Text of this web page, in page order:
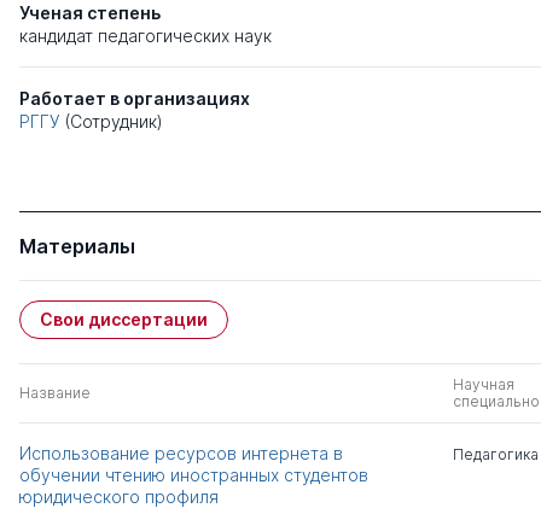
Ученая степень
кандидат педагогических наук
Работает в организациях
РГГУ (Сотрудник)
Материалы
Свои диссертации
Название
Научная
Использование ресурсов интернета в
обучении чтению иностранных студентов
юридического профиля
Педагогика